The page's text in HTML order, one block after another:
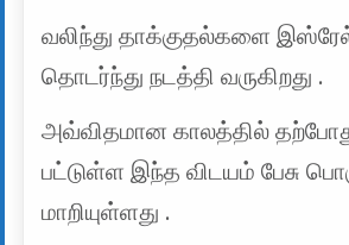
வலிந்து தாக்குதல்களை
தொடர்ந்து நடத்தி வருகிறது .
அவ்விதமான காலத்தில்
பட்டுள்ள இந்த விடயம் பேசு
மாறியுள்ளது .